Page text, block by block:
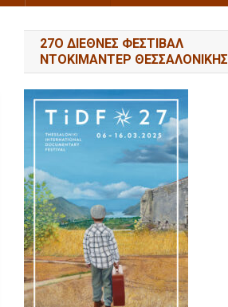
27Ο ΔΙΕΘΝΕΣ ΦΕΣΤΙΒΑΛ
ΝΤΟΚΙΜΑΝΤΕΡ ΘΕΣΣΑΛΟΝΙΚΗΣ